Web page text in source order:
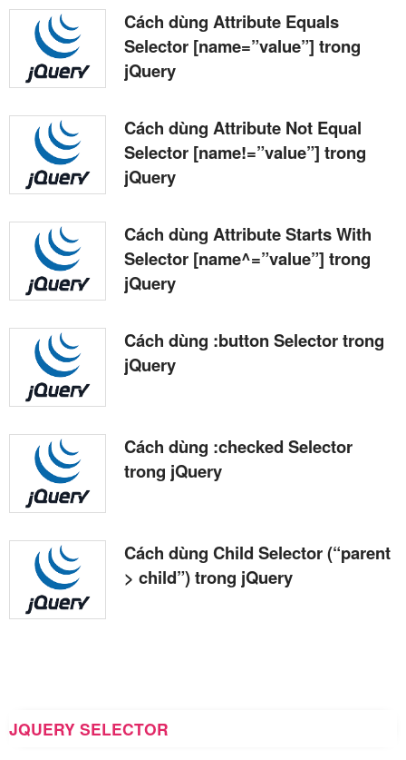
Cách dùng Attribute Equals
Selector [name=”value”] trong
jQuery
Cách dùng Attribute Not Equal
Selector [name!=”value”] trong
jQuery
Cách dùng Attribute Starts With
Selector [name^=”value”] trong
jQuery
Cách dùng :button Selector trong
jQuery
Cách dùng :checked Selector
trong jQuery
Cách dùng Child Selector (“parent
> child”) trong jQuery
JQUERY SELECTOR